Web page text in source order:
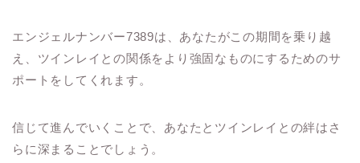
エンジェルナンバー7389は、あなたがこの期間を乗り越
え、ツインレイとの関係をより強固なものにするためのサ
ポートをしてくれます。
信じて進んでいくことで、あなたとツインレイとの絆はさ
らに深まることでしょう。